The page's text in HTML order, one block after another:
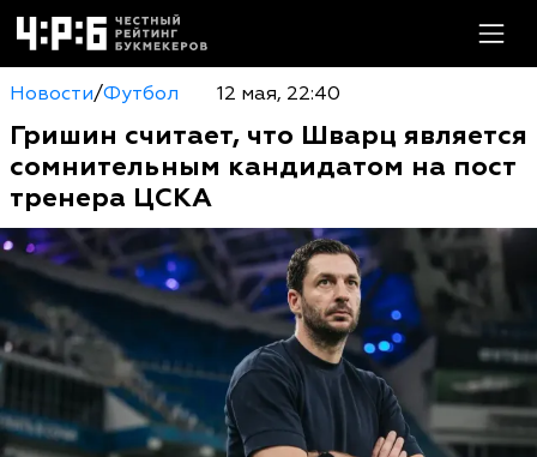
Новости/Футбол 12 мая, 22:40
Гришин считает, что Шварц является
сомнительным кандидатом на пост
тренера ЦСКА